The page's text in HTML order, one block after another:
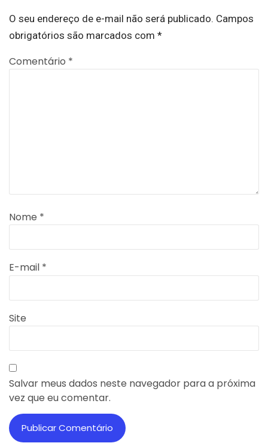
O seu endereço de e-mail não será publicado. Campos
obrigatórios são marcados com *
Comentário *
Nome *
E-mail *
Site
Salvar meus dados neste navegador para a próxima
vez que eu comentar.